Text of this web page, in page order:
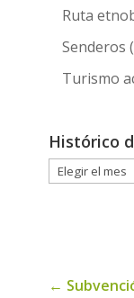
Ruta
Senderos
Turismo
Histórico
Histórico
←